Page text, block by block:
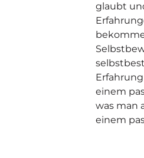
glaubt
einem
was man
einem